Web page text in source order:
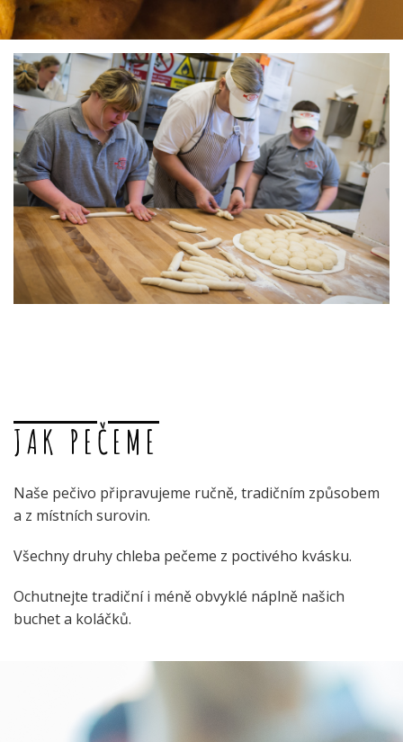
JAK PEČEME
Naše pečivo připravujeme ručně, tradičním způsobem
a z místních surovin.
Všechny druhy chleba pečeme z poctivého kvásku.
Ochutnejte tradiční i méně obvyklé náplně našich
buchet a koláčků.